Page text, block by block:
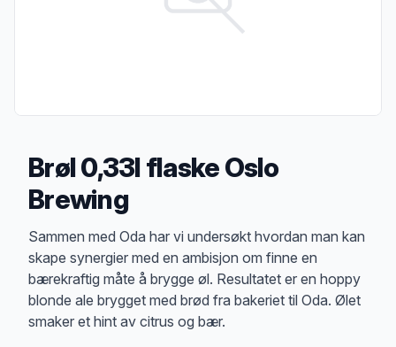
Brøl 0,33l flaske Oslo
Brewing
Produktbeskrivelse
Sammen med Oda har vi undersøkt hvordan man kan
skape synergier med en ambisjon om finne en
bærekraftig måte å brygge øl. Resultatet er en hoppy
blonde ale brygget med brød fra bakeriet til Oda. Ølet
smaker et hint av citrus og bær.